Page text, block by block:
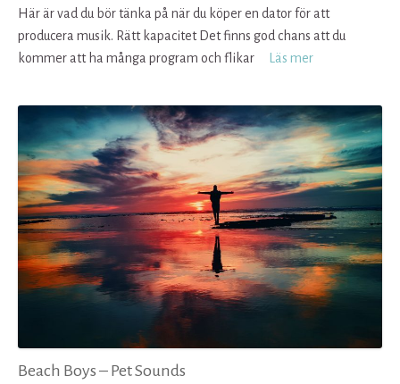
Här är vad du bör tänka på när du köper en dator för att
producera musik. Rätt kapacitet Det finns god chans att du
kommer att ha många program och flikar
Läs mer
Beach Boys – Pet Sounds